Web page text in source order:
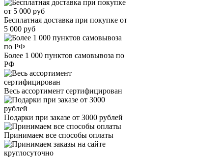
Бесплатная доставка при покупке от
5 000 руб
Более 1 000 пунктов самовывоза по
РФ
Весь ассортимент сертифицирован
Подарки при заказе от 3000 рублей
Принимаем все способы оплаты